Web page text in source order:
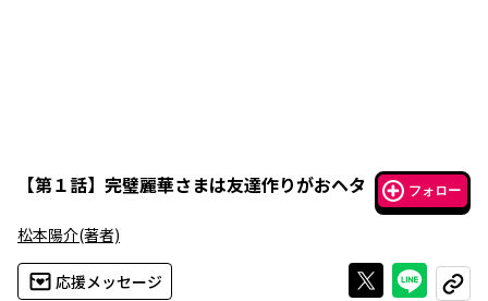
【第１話】 完璧麗華さまは友達作りがおヘタ フォロー
松本陽介(著者)
応援メッセージ Xで投稿する
ライン
コピー